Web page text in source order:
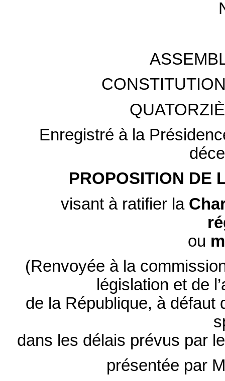
Enregistré à la
PROPOSITION DE
visant à ratifier la
ou
(Renvoyée à la
législation et de
de la République, à défaut
dans les délais prévus par
présentée par